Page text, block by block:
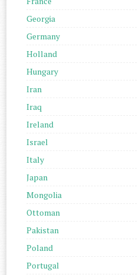
Georgia
Germany
Holland
Hungary
Iran
Iraq
Ireland
Israel
Italy
Japan
Mongolia
Ottoman
Pakistan
Poland
Portugal